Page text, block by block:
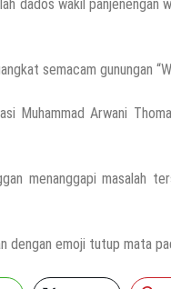
dados wakil
semacam gunungan
Muhammad Arwani
menanggapi masalah
dengan emoji tutup mata